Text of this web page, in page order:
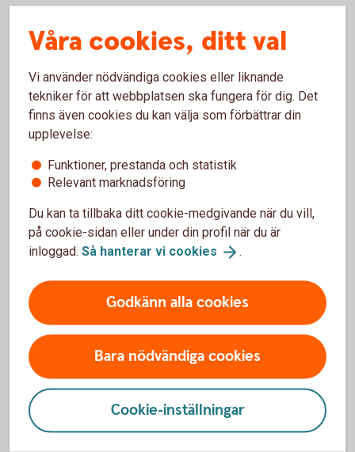
Skaffa byggnadskreditiv
Nu kan du som företagare påbörja en ansökan om lån
Ansök
online
Våra cookies, ditt val
Vi använder nödvändiga cookies eller liknande
tekniker för att webbplatsen ska fungera för dig. Det
finns även cookies du kan välja som förbättrar din
upplevelse:
Funktioner, prestanda och statistik
Relevant marknadsföring
Du kan ta tillbaka ditt cookie-medgivande när du vill,
på cookie-sidan eller under din profil när du är
inloggad. Så hanterar vi cookies .
Godkänn alla cookies
Bara nödvändiga cookies
Cookie-inställningar